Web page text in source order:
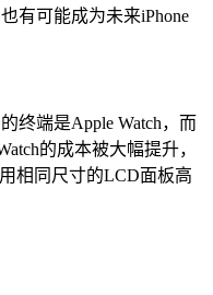
有可能成为未来iPhone
端是Apple Watch，而
的成本被大幅提升，
相同尺寸的LCD面板高